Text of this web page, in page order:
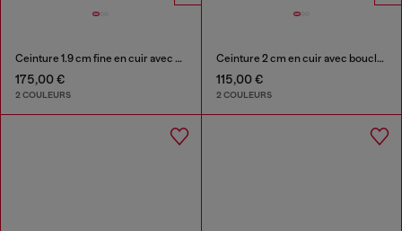
Ceinture 1.9 cm fine en cuir avec boucle en cristal
175,00 €
2 COULEURS
Ceinture 2 cm en cuir avec boucle métallique D
115,00 €
2 COULEURS